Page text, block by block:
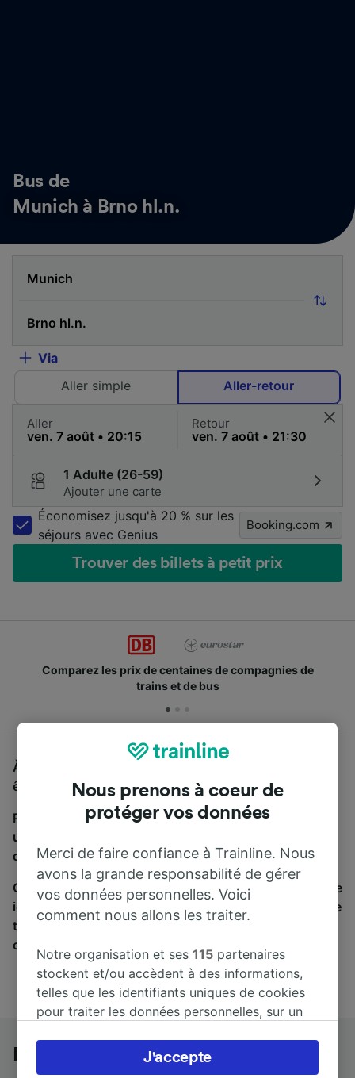
Bus de
Munich à Brno hl.n.
Via
Aller simple
Aller-retour
Aller Retour
1 Adulte (26-59)
Ajouter une carte
Économisez jusqu'à 20 % sur les
séjours avec Genius
Booking.com
Trouver des billets à petit prix
Comparez les prix de centaines de compagnies de
trains et de bus
À la recherche d'un bus de Munich à Brno hl.n., vous
êtes au bon endroit.
Pour trouver des billets de bus, lancez simplement
une recherche ci-dessus. Nous comparons les temps
de trajets et les prix des voyages, en train et en bus.
Qu’importe votre destination, votre voyage commence
ici. Nous collaborons avec plus de 170 compagnies de
train et de bus. Consultez et achetez vos billets sur
cette page.
Munich à Brno hl.n. en bus
Nous prenons à coeur de
protéger vos données
Merci de faire confiance à Trainline. Nous
avons la grande responsabilité de gérer
vos données personnelles. Voici
comment nous allons les traiter.
Notre organisation et ses115 partenaires
stockent et/ou accèdent à des informations,
telles que les identifiants uniques de cookies
pour traiter les données personnelles, sur un
préférences, notamment en exerçant votre
droit d’opposition à l’intérêt légitime, en
J'accepte